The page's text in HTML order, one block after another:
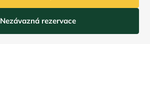
Nezávazná rezervace